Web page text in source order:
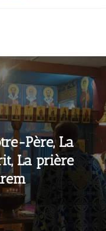
Père, La
La prière